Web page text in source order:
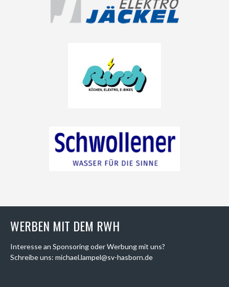
WERBEN MIT DEM RWH
Interesse an Sponsoring oder Werbung mit uns?
Schreibe uns: michael.lampel@sv-hasborn.de